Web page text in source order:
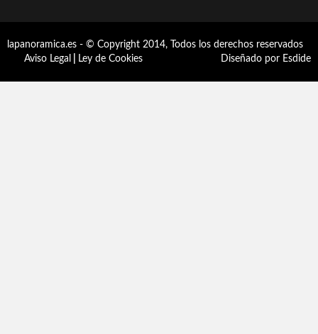
lapanoramica.es - © Copyright 2014, Todos los derechos reservados
Aviso Legal
Ley de Cookies Diseñado por Esdide